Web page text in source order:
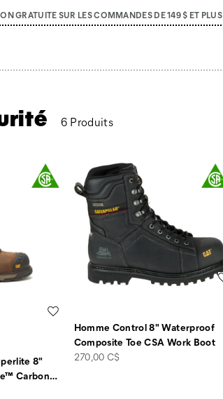
GRATUITE SUR LES COMMANDES DE 149 $ ET PLUS
6 Produits
8"
Carbon…
Homme Control 8" Waterproof
Composite Toe CSA Work Boot
price
270,00 C$